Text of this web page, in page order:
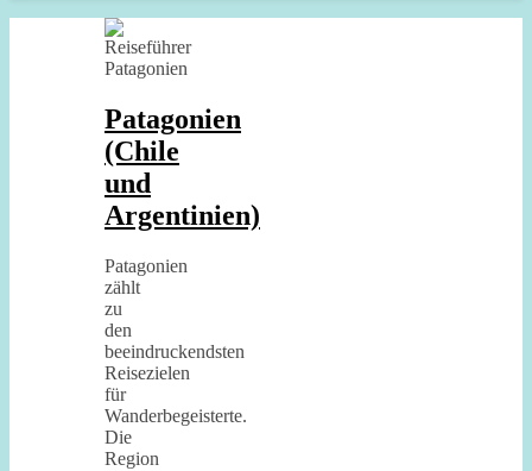
Patagonien
(Chile
und
Argentinien)
Patagonien
zählt
zu
den
beeindruckendsten
Reisezielen
für
Wanderbegeisterte.
Die
Region